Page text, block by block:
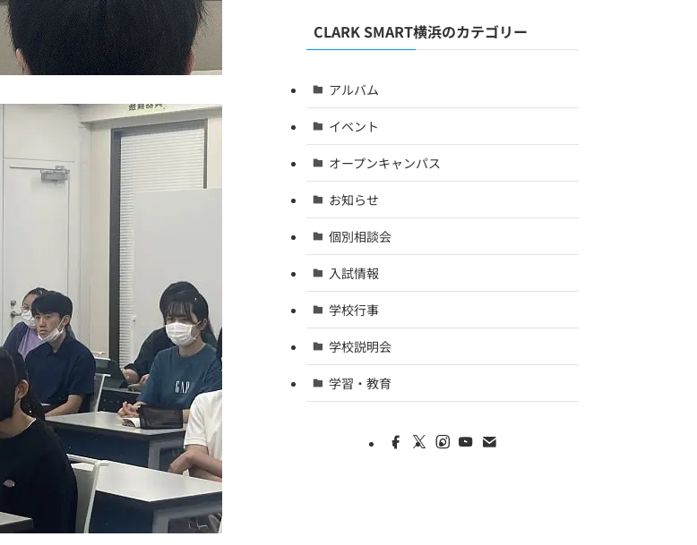
CLARK SMART横浜のカテゴリー
アルバム
イベント
オープンキャンパス
お知らせ
個別相談会
入試情報
学校行事
学校説明会
学習・教育